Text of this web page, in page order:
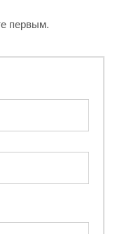
первым.